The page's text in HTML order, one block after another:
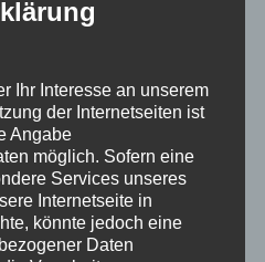
25
Ihr Interesse an unserem
der Internetseiten ist
Angabe
möglich. Sofern eine
Services unseres
Internetseite in
könnte jedoch eine
Daten